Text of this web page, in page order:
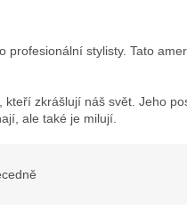
profesionální stylisty. Tato
zkrášlují náš svět. Jeho
ale také je milují.